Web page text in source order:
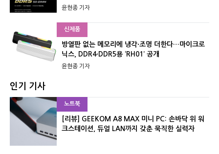
윤현종 기자
신제품
방열판 없는 메모리에 냉각·조명 더한다…마이크로
닉스, DDR4·DDR5용 ‘RH01’ 공개
윤현종 기자
인기 기사
노트북
[리뷰] GEEKOM A8 MAX 미니 PC: 손바닥 위 워
크스테이션, 듀얼 LAN까지 갖춘 묵직한 실력자